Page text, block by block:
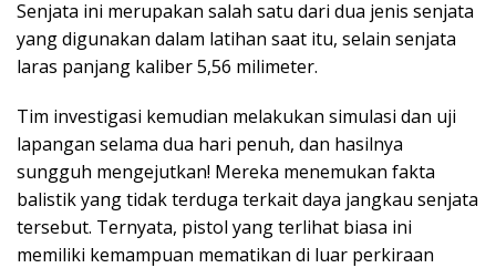
Senjata ini merupakan salah satu dari dua jenis senjata
yang digunakan dalam latihan saat itu, selain senjata
laras panjang kaliber 5,56 milimeter.
Tim investigasi kemudian melakukan simulasi dan uji
lapangan selama dua hari penuh, dan hasilnya
sungguh mengejutkan! Mereka menemukan fakta
balistik yang tidak terduga terkait daya jangkau senjata
tersebut. Ternyata, pistol yang terlihat biasa ini
memiliki kemampuan mematikan di luar perkiraan